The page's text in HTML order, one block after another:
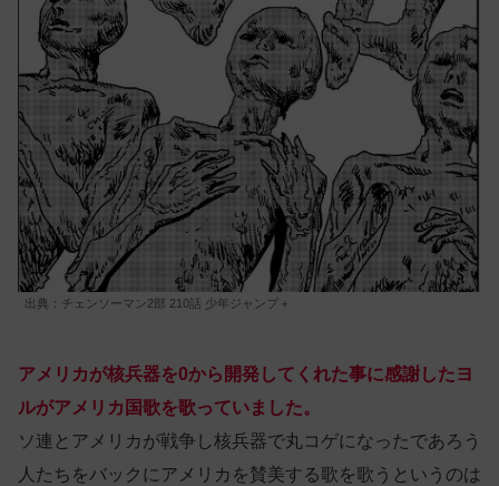
出典：チェンソーマン2部 210話 少年ジャンプ＋
アメリカが核兵器を0から開発してくれた事に感謝したヨ
ルがアメリカ国歌を歌っていました。
ソ連とアメリカが戦争し核兵器で丸コゲになったであろう
人たちをバックにアメリカを賛美する歌を歌うというのは